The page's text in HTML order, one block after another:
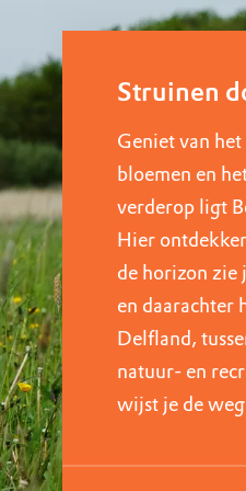
Struinen
Geniet van
bloemen en
verderop ligt
Hier
de horizon zie
en daarachter
Delfland,
natuur- en
wijst je de